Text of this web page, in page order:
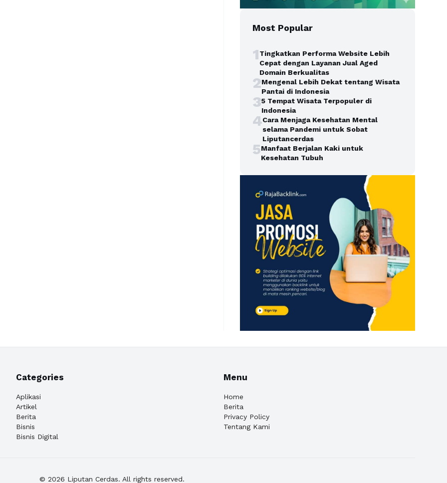
Most Popular
1Tingkatkan Performa Website Lebih
Cepat dengan Layanan Jual Aged
Domain Berkualitas
2Mengenal Lebih Dekat tentang Wisata
Pantai di Indonesia
35 Tempat Wisata Terpopuler di
Indonesia
4Cara Menjaga Kesehatan Mental
selama Pandemi untuk Sobat
Liputancerdas
5Manfaat Berjalan Kaki untuk
Kesehatan Tubuh
Categories
Aplikasi
Artikel
Berita
Bisnis
Bisnis Digital
Menu
Home
Berita
Privacy Policy
Tentang Kami
© 2026 Liputan Cerdas. All rights reserved.